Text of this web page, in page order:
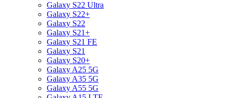
Galaxy S22 Ultra
Galaxy S22+
Galaxy S22
Galaxy S21+
Galaxy S21 FE
Galaxy S21
Galaxy S20+
Galaxy A25 5G
Galaxy A35 5G
Galaxy A55 5G